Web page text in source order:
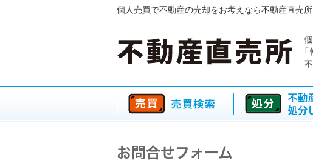
個人売買で不動産の売却をお考えなら不動産直売所
お問合せフォーム